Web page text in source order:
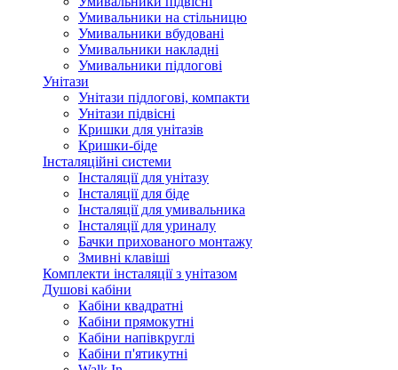
Умивальники на стільницю
Умивальники вбудовані
Умивальники накладні
Умивальники підлогові
Унітази
Унітази підлогові, компакти
Унітази підвісні
Кришки для унітазів
Кришки-біде
Інсталяційні системи
Інсталяції для унітазу
Інсталяції для біде
Інсталяції для умивальника
Інсталяції для уриналу
Бачки прихованого монтажу
Змивні клавіші
Комплекти інсталяції з унітазом
Душові кабіни
Кабіни квадратні
Кабіни прямокутні
Кабіни напівкруглі
Кабіни п'ятикутні